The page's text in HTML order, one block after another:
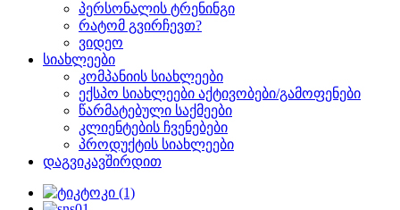
პერსონალის ტრენინგი
რატომ გვირჩევთ?
ვიდეო
სიახლეები
კომპანიის სიახლეები
ექსპო სიახლეები აქტივობები/გამოფენები
წარმატებული საქმეები
კლიენტების ჩვენებები
პროდუქტის სიახლეები
დაგვიკავშირდით